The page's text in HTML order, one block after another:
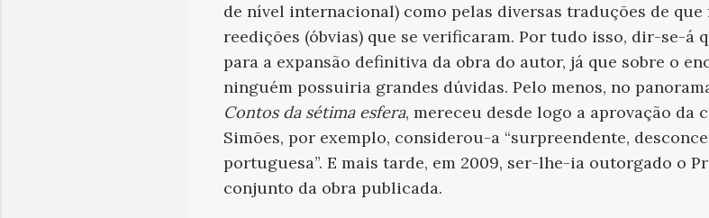
de nível internacional) como pelas diversas traduções de
reedições (óbvias) que se verificaram. Por tudo isso, dir-se-á
para a expansão definitiva da obra do autor, já que sobre o
ninguém possuiria grandes dúvidas. Pelo menos, no
Contos da sétima esfera, mereceu desde logo a aprovação da
Simões, por exemplo, considerou-a “surpreendente,
portuguesa”. E mais tarde, em 2009, ser-lhe-ia outorgado o
conjunto da obra publicada.